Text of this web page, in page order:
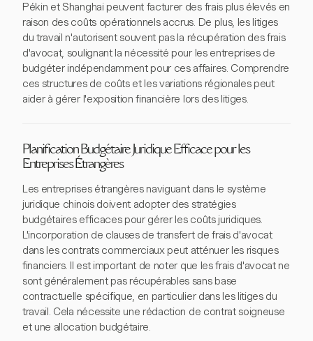
Pékin et Shanghai peuvent facturer des frais plus élevés en
raison des coûts opérationnels accrus. De plus, les litiges
du travail n'autorisent souvent pas la récupération des frais
d'avocat, soulignant la nécessité pour les entreprises de
budgéter indépendamment pour ces affaires. Comprendre
ces structures de coûts et les variations régionales peut
aider à gérer l'exposition financière lors des litiges.
Planification Budgétaire Juridique Efficace pour les
Entreprises Étrangères
Les entreprises étrangères naviguant dans le système
juridique chinois doivent adopter des stratégies
budgétaires efficaces pour gérer les coûts juridiques.
L'incorporation de clauses de transfert de frais d'avocat
dans les contrats commerciaux peut atténuer les risques
financiers. Il est important de noter que les frais d'avocat ne
sont généralement pas récupérables sans base
contractuelle spécifique, en particulier dans les litiges du
travail. Cela nécessite une rédaction de contrat soigneuse
et une allocation budgétaire.